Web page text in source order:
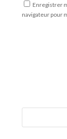
Enregistrer
navigateur pour